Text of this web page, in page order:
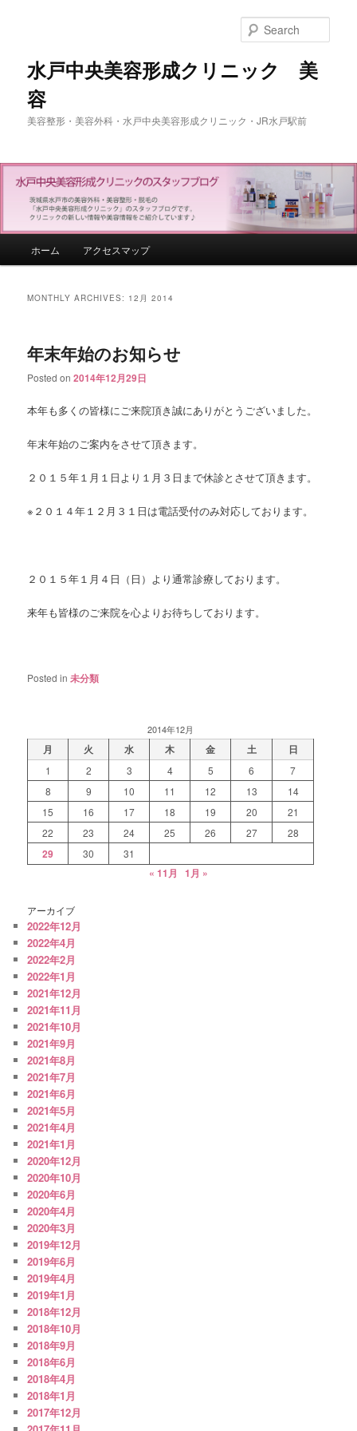
水戸中央美容形成クリニック 美
容
美容整形・美容外科・水戸中央美容形成クリニック・JR水戸駅前
Skip to primary content
Skip to secondary content
ホーム アクセスマップ
MONTHLY ARCHIVES: 12月 2014
年末年始のお知らせ
Posted on2014年12月29日
本年も多くの皆様にご来院頂き誠にありがとうございました。
年末年始のご案内をさせて頂きます。
２０１５年１月１日より１月３日まで休診とさせて頂きます。
※２０１４年１２月３１日は電話受付のみ対応しております。
２０１５年１月４日（日）より通常診療しております。
来年も皆様のご来院を心よりお待ちしております。
Posted in 未分類
2014年12月
月 火 水 木 金 土 日
1 2 3 4 5 6
7
8
9 10 11 12 13
14
15
16 17 18 19 20
21
22
23 24 25 26 27 28
29 30 31
« 11月 1月 »
アーカイブ
2022年12月
2022年4月
2022年2月
2022年1月
2021年12月
2021年11月
2021年10月
2021年9月
2021年8月
2021年7月
2021年6月
2021年5月
2021年4月
2021年1月
2020年12月
2020年10月
2020年6月
2020年4月
2020年3月
2019年12月
2019年6月
2019年4月
2019年1月
2018年12月
2018年10月
2018年9月
2018年6月
2018年4月
2018年1月
2017年12月